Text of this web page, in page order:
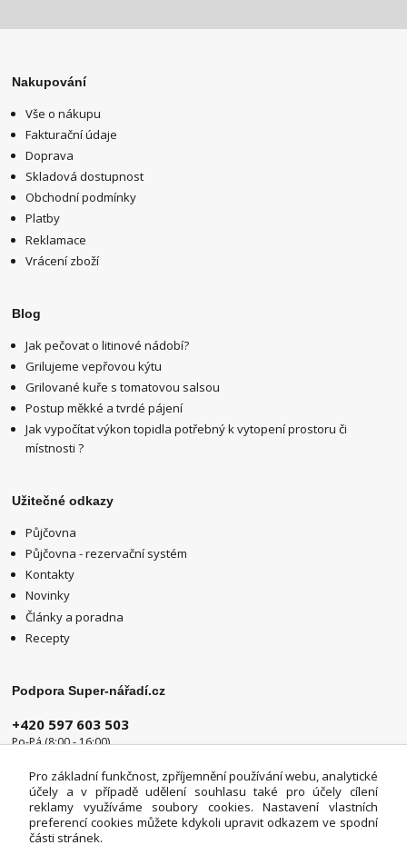
Nakupování
Vše o nákupu
Fakturační údaje
Doprava
Skladová dostupnost
Obchodní podmínky
Platby
Reklamace
Vrácení zboží
Blog
Jak pečovat o litinové nádobí?
Grilujeme vepřovou kýtu
Grilované kuře s tomatovou salsou
Postup měkké a tvrdé pájení
Jak vypočítat výkon topidla potřebný k vytopení prostoru či
místnosti ?
Užitečné odkazy
Půjčovna
Půjčovna - rezervační systém
Kontakty
Novinky
Články a poradna
Recepty
Podpora Super-nářadí.cz
+420 597 603 503
Po-Pá (8:00 - 16:00)
Pro základní funkčnost, zpříjemnění používání webu, analytické
účely a v případě udělení souhlasu také pro účely cílení
reklamy využíváme soubory cookies. Nastavení vlastních
preferencí cookies můžete kdykoli upravit odkazem ve spodní
části stránek.